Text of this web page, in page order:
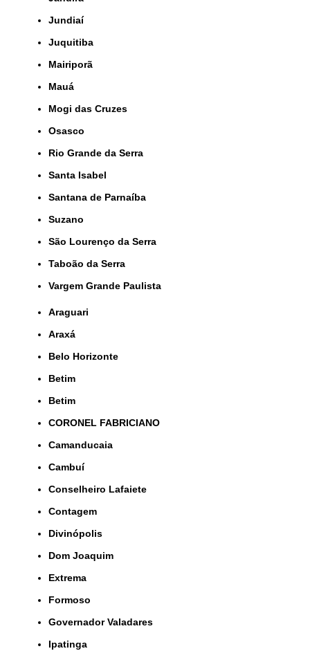
Jundiaí
Juquitiba
Mairiporã
Mauá
Mogi das Cruzes
Osasco
Rio Grande da Serra
Santa Isabel
Santana de Parnaíba
Suzano
São Lourenço da Serra
Taboão da Serra
Vargem Grande Paulista
Araguari
Araxá
Belo Horizonte
Betim
Betim
CORONEL FABRICIANO
Camanducaia
Cambuí
Conselheiro Lafaiete
Contagem
Divinópolis
Dom Joaquim
Extrema
Formoso
Governador Valadares
Ipatinga